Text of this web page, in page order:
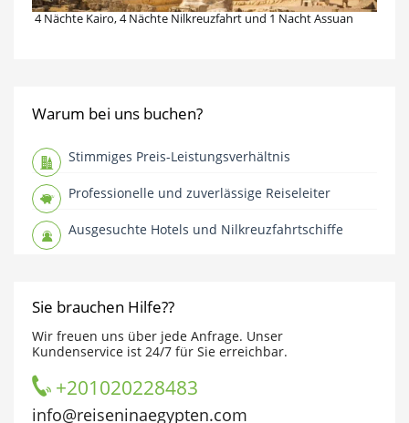
4 Nächte Kairo, 4 Nächte Nilkreuzfahrt und 1 Nacht Assuan
Warum bei uns buchen?
Stimmiges Preis-Leistungsverhältnis
Professionelle und zuverlässige Reiseleiter
Ausgesuchte Hotels und Nilkreuzfahrtschiffe
Sie brauchen Hilfe??
Wir freuen uns über jede Anfrage. Unser
Kundenservice ist 24/7 für Sie erreichbar.
+201020228483
info@reiseninaegypten.com